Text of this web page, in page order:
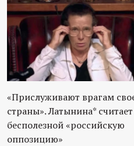
«Прислуживают врагам
страны». Латынина* считает
бесполезной «российскую
оппозицию»